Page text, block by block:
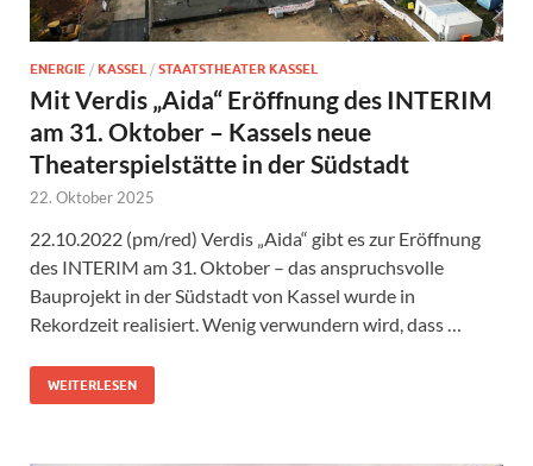
ENERGIE / KASSEL / STAATSTHEATER KASSEL
Mit Verdis „Aida“ Eröffnung des INTERIM
am 31. Oktober – Kassels neue
Theaterspielstätte in der Südstadt
22. Oktober 2025
22.10.2022 (pm/red) Verdis „Aida“ gibt es zur Eröffnung
des INTERIM am 31. Oktober – das anspruchsvolle
Bauprojekt in der Südstadt von Kassel wurde in
Rekordzeit realisiert. Wenig verwundern wird, dass …
WEITERLESEN